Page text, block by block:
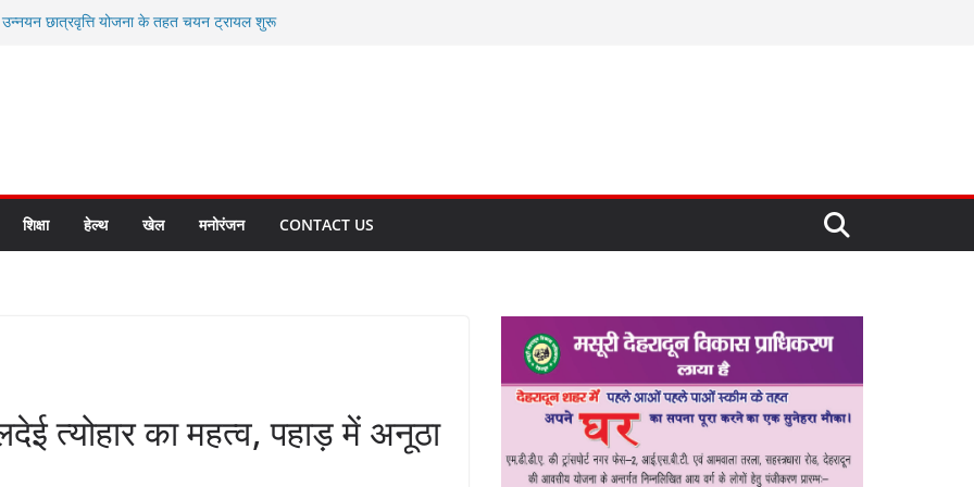
उन्नयन छात्रवृत्ति योजना के तहत चयन ट्रायल शुरू
के लिए अल्मोड़ा की गर्विता भाकुनी का
मित्र कैडेट्स का हुआ है चयन
सबसे बड़ी ताकत : मुख्यमंत्री पुष्कर सिंह धामी
बनाने के संकल्प को करना होगा साकार- मुख्यमंत्री
शिक्षा हेल्थ खेल मनोरंजन CONTACT US
त्योहार का महत्व, पहाड़ में अनूठा